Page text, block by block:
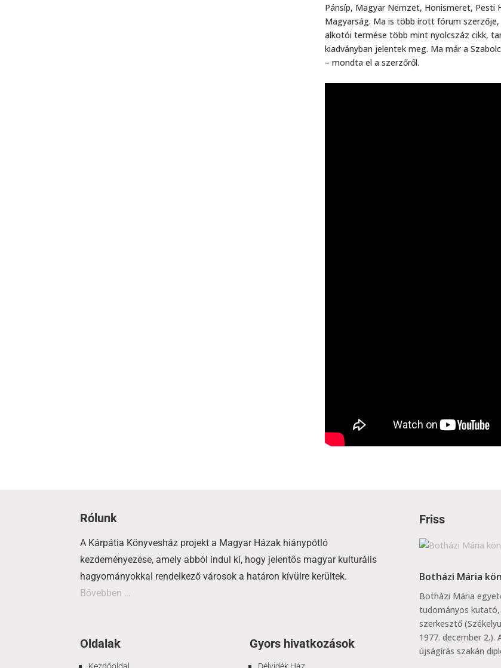
Pánsíp, Magyar Nemzet, Honismeret, Pesti
Magyarság. Ma is több írott fórum
alkotói termése több mint nyolcszáz cikk,
kiadványban jelentek meg. Ma már a
– mondta el a szerzőről.
Rólunk
A Kárpátia Könyvesház projekt a Magyar Házak hiánypótló
kezdeményezése, amely abból indul ki, hogy jelentős magyar kulturális
hagyományokkal rendelkező városok a határon kívülre kerültek.
Bővebben …
Oldalak
Kezdőoldal
Gyors hivatkozások
Délvidék Ház
Friss
Botházi Mária
Botházi Mária
tudományos
szerkesztő
1977. december 2.).
újságírás szakán